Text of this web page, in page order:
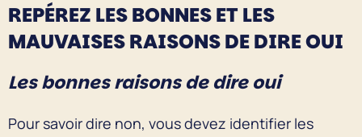
REPÉREZ LES BONNES ET LES
MAUVAISES RAISONS DE DIRE OUI
Les bonnes raisons de dire oui
Pour savoir dire non, vous devez identifier les